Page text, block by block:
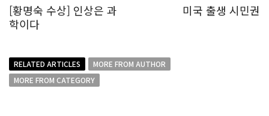
[황명숙 수상] 인상은 과
학이다
미국 출생 시민권
RELATED ARTICLES
MORE FROM AUTHOR
MORE FROM CATEGORY